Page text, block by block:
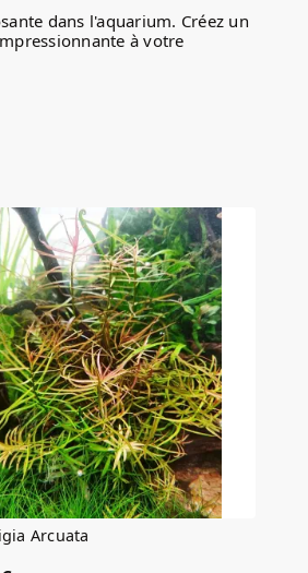
dans l'aquarium. Créez un
à votre
Arcuata